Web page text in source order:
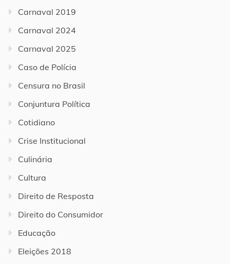
Carnaval 2019
Carnaval 2024
Carnaval 2025
Caso de Polícia
Censura no Brasil
Conjuntura Política
Cotidiano
Crise Institucional
Culinária
Cultura
Direito de Resposta
Direito do Consumidor
Educação
Eleições 2018